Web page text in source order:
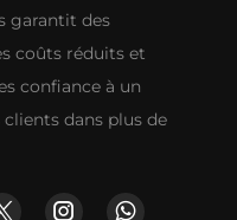
garantit des
coûts réduits et
confiance à un
dans plus de